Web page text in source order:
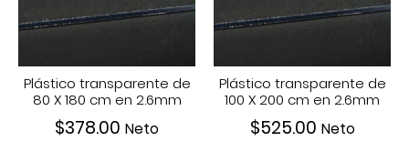
Plástico transparente de
80 X 180 cm en 2.6mm
$378.00 Neto
Plástico transparente de
100 X 200 cm en 2.6mm
$525.00 Neto